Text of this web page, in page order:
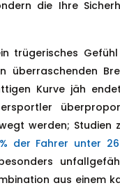
die Ihre
trügerisches
überraschenden
Kurve jäh
werden; Studien
der Fahrer unter
aus einem